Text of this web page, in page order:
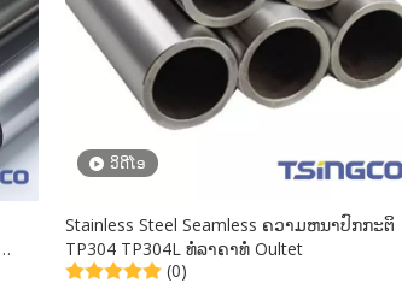
ວິດີໂອ
Stainless Steel Seamless ຄວາມຫນາປົກກະຕິ
TP304 TP304L ທໍ່ລາຄາທໍ່ Oultet
(0)